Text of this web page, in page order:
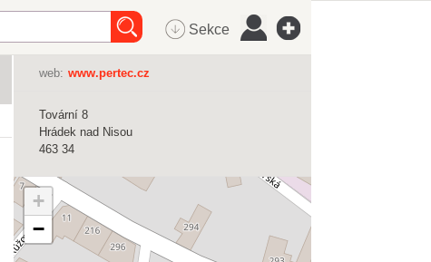
Sekce
web: www.pertec.cz
Tovární 8
Hrádek nad Nisou
463 34
+
−